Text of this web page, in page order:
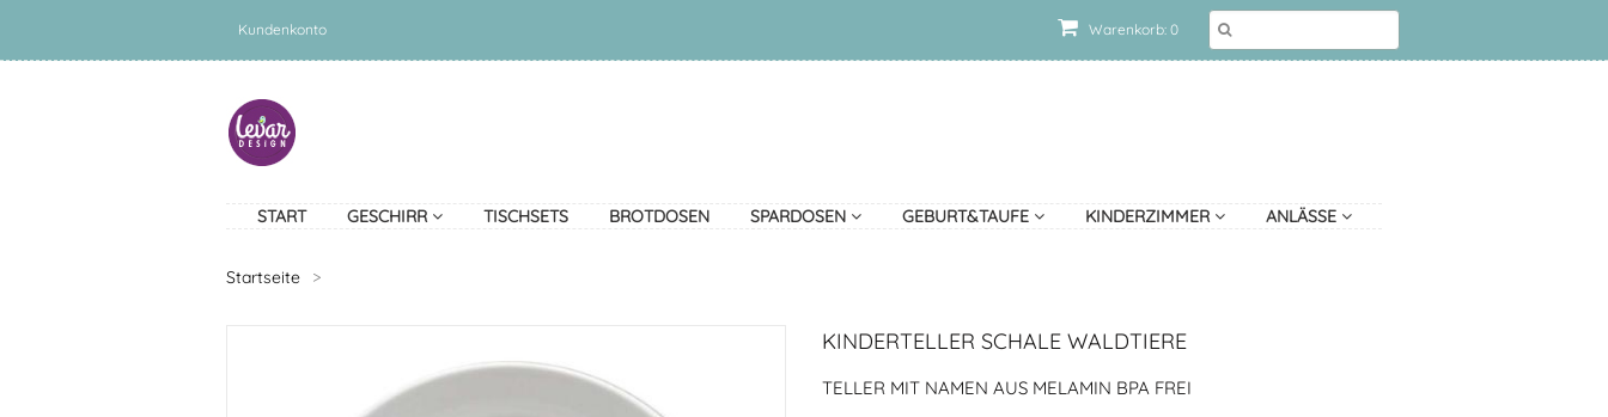
Warenkorb: 0
Kundenkonto
START GESCHIRR TISCHSETS BROTDOSEN SPARDOSEN GEBURT&TAUFE KINDERZIMMER ANLÄSSE
Startseite >
KINDERTELLER SCHALE WALDTIERE
TELLER MIT NAMEN AUS MELAMIN BPA FREI